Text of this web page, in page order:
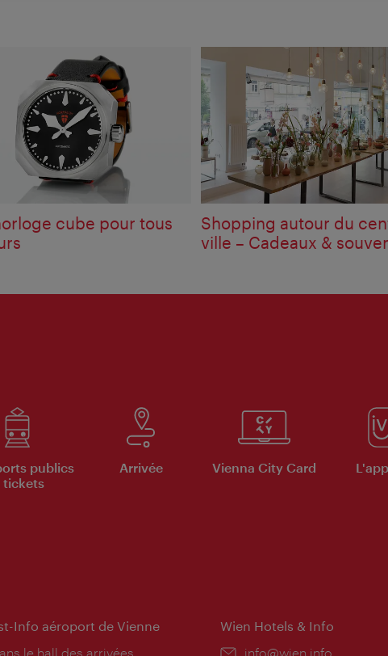
cube pour tous
Shopping autour du
ville – Cadeaux &
publics
tickets
Arrivée Vienna City Card
Info aéroport de Vienne
le hall des arrivées
Wien Hotels & Info
E-
info@wien.info